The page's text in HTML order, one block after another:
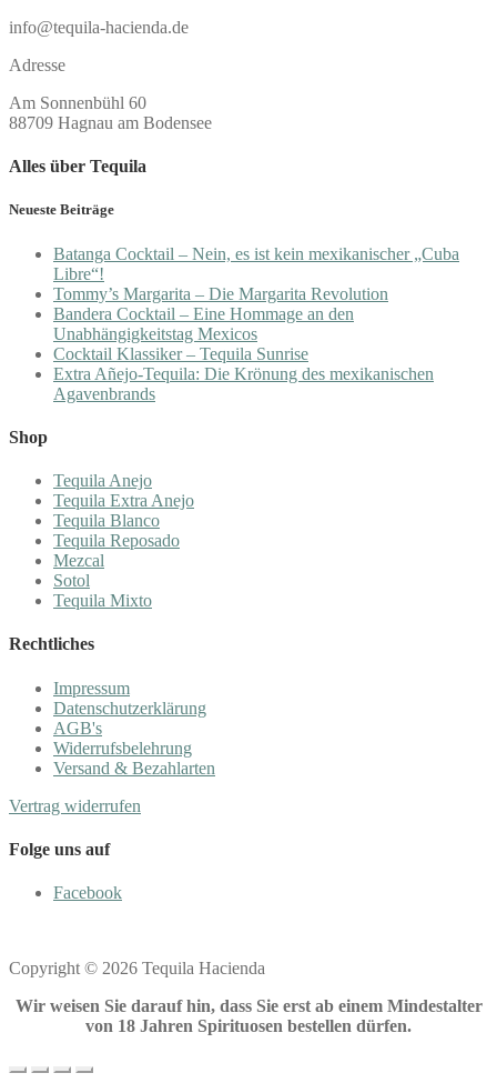
info@tequila-hacienda.de
Adresse
Am Sonnenbühl 60
88709 Hagnau am Bodensee
Alles über Tequila
Neueste Beiträge
Batanga Cocktail – Nein, es ist kein mexikanischer „Cuba
Libre“!
Tommy’s Margarita – Die Margarita Revolution
Bandera Cocktail – Eine Hommage an den
Unabhängigkeitstag Mexicos
Cocktail Klassiker – Tequila Sunrise
Extra Añejo-Tequila: Die Krönung des mexikanischen
Agavenbrands
Shop
Tequila Anejo
Tequila Extra Anejo
Tequila Blanco
Tequila Reposado
Mezcal
Sotol
Tequila Mixto
Rechtliches
Impressum
Datenschutzerklärung
AGB's
Widerrufsbelehrung
Versand & Bezahlarten
Vertrag widerrufen
Folge uns auf
Facebook
Copyright © 2026 Tequila Hacienda
Wir weisen Sie darauf hin, dass Sie erst ab einem Mindestalter
von 18 Jahren Spirituosen bestellen dürfen.